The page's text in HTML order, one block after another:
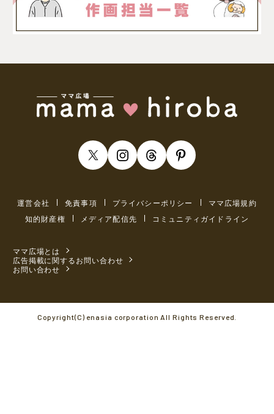
運営会社 免責事項 プライバシーポリシー
ママ広場規約
知的財産権
メディア配信先 コミュニティガイドライン
ママ広場とは
広告掲載に関するお問い合わせ
お問い合わせ
Copyright(C) enasia corporation All Rights Reserved.